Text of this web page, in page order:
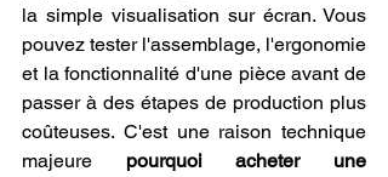
la simple visualisation sur écran. Vous
pouvez tester l'assemblage, l'ergonomie
et la fonctionnalité d'une pièce avant de
passer à des étapes de production plus
coûteuses. C'est une raison technique
majeure pourquoi acheter une